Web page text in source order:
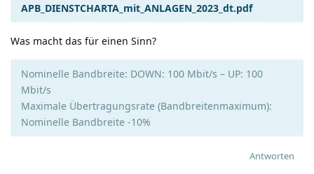
APB_DIENSTCHARTA_mit_ANLAGEN_2023_dt.pdf
Was macht das für einen Sinn?
Nominelle Bandbreite: DOWN: 100 Mbit/s – UP: 100
Mbit/s
Maximale Übertragungsrate (Bandbreitenmaximum):
Nominelle Bandbreite -10%
Antworten